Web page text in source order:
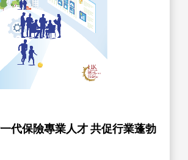
代保險專業人才 共促行業蓬勃